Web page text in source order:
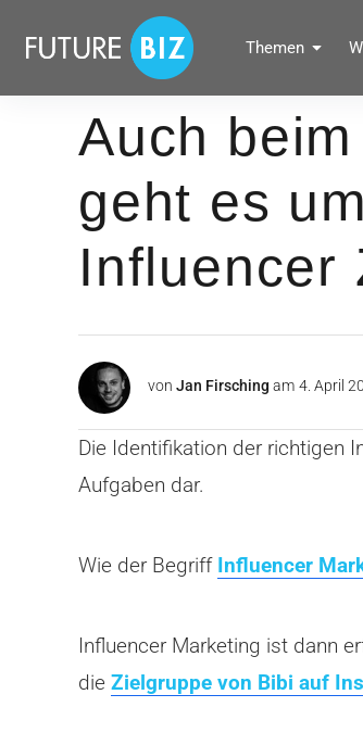
überspringen
FUTUREBIZ
Social Media Marketing Blog für Unternehmen
Themen
Auch
geht es
Influencer
von Jan Firsching am 4. April
Die Identifikation der richtigen
Aufgaben dar.
Wie der Begriff Influencer
Influencer Marketing ist dann
die Zielgruppe von Bibi auf